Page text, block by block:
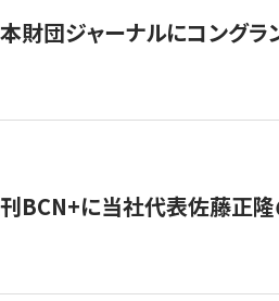
財団ジャーナルにコングラ
BCN+に当社代表佐藤正隆